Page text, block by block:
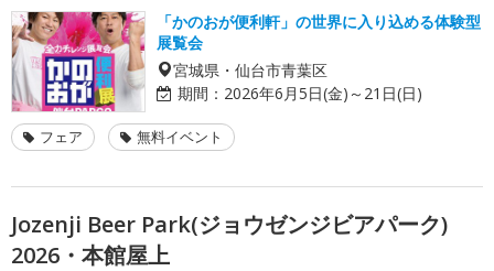
「かのおが便利軒」の世界に入り込める体験型
展覧会
宮城県・仙台市青葉区
期間： 2026年6月5日(金)～21日(日)
フェア 無料イベント
Jozenji Beer Park(ジョウゼンジビアパーク)
2026・本館屋上